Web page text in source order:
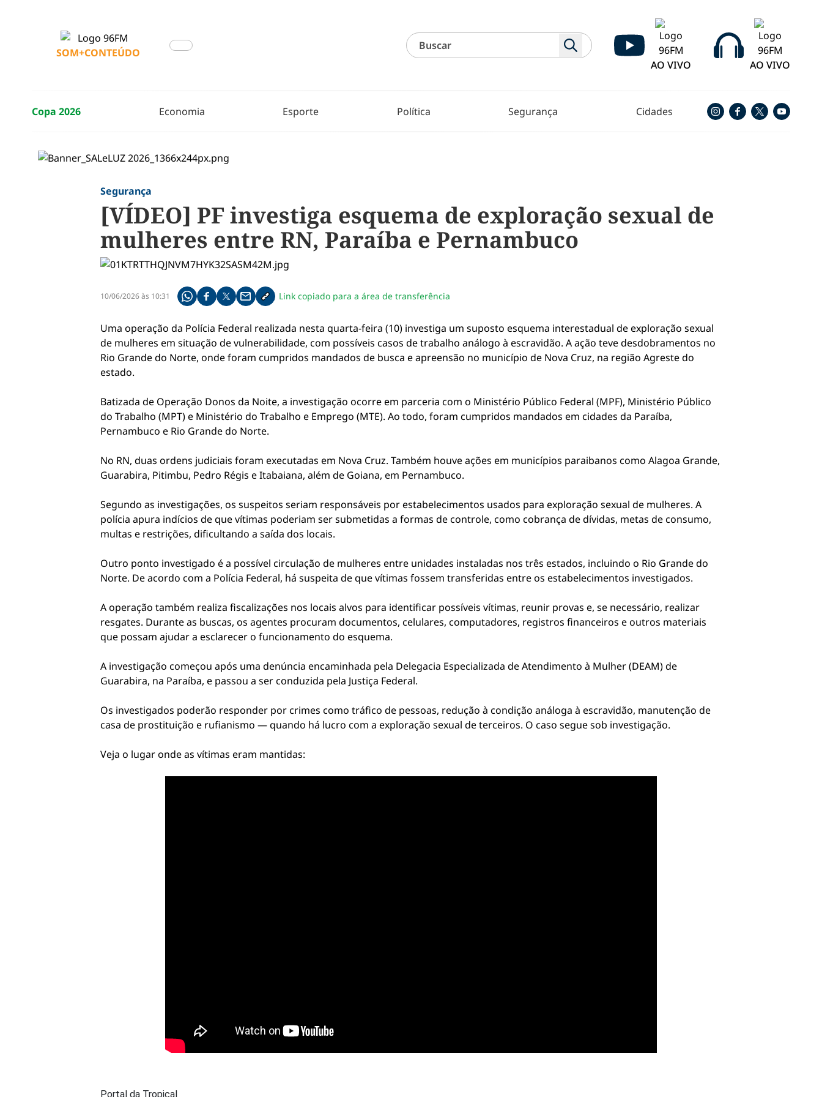
SOM+CONTEÚDO
AO VIVO
AO VIVO
Copa 2026 Economia Esporte Política Segurança Cidades
Segurança
[VÍDEO] PF investiga esquema de exploração sexual de
mulheres entre RN, Paraíba e Pernambuco
10/06/2026 às 10:31 Compartilhe pelo whatsapp
Compartilhar no facebook
Compartilhar no twitter
Compartilhe pelo email
Copiar link da notícia
Link copiado para a área de transferência
Uma operação da Polícia Federal realizada nesta quarta-feira (10) investiga um suposto esquema interestadual de exploração sexual
de mulheres em situação de vulnerabilidade, com possíveis casos de trabalho análogo à escravidão. A ação teve desdobramentos no
Rio Grande do Norte, onde foram cumpridos mandados de busca e apreensão no município de Nova Cruz, na região Agreste do
estado.
Batizada de Operação Donos da Noite, a investigação ocorre em parceria com o Ministério Público Federal (MPF), Ministério Público
do Trabalho (MPT) e Ministério do Trabalho e Emprego (MTE). Ao todo, foram cumpridos mandados em cidades da Paraíba,
Pernambuco e Rio Grande do Norte.
No RN, duas ordens judiciais foram executadas em Nova Cruz. Também houve ações em municípios paraibanos como Alagoa Grande,
Guarabira, Pitimbu, Pedro Régis e Itabaiana, além de Goiana, em Pernambuco.
Segundo as investigações, os suspeitos seriam responsáveis por estabelecimentos usados para exploração sexual de mulheres. A
polícia apura indícios de que vítimas poderiam ser submetidas a formas de controle, como cobrança de dívidas, metas de consumo,
multas e restrições, dificultando a saída dos locais.
Outro ponto investigado é a possível circulação de mulheres entre unidades instaladas nos três estados, incluindo o Rio Grande do
Norte. De acordo com a Polícia Federal, há suspeita de que vítimas fossem transferidas entre os estabelecimentos investigados.
A operação também realiza fiscalizações nos locais alvos para identificar possíveis vítimas, reunir provas e, se necessário, realizar
resgates. Durante as buscas, os agentes procuram documentos, celulares, computadores, registros financeiros e outros materiais
que possam ajudar a esclarecer o funcionamento do esquema.
A investigação começou após uma denúncia encaminhada pela Delegacia Especializada de Atendimento à Mulher (DEAM) de
Guarabira, na Paraíba, e passou a ser conduzida pela Justiça Federal.
Os investigados poderão responder por crimes como tráfico de pessoas, redução à condição análoga à escravidão, manutenção de
casa de prostituição e rufianismo — quando há lucro com a exploração sexual de terceiros. O caso segue sob investigação.
Veja o lugar onde as vítimas eram mantidas:
Portal da Tropical